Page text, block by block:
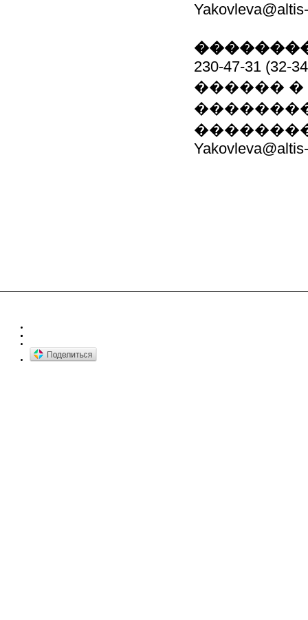
230-47-31 (32-
������